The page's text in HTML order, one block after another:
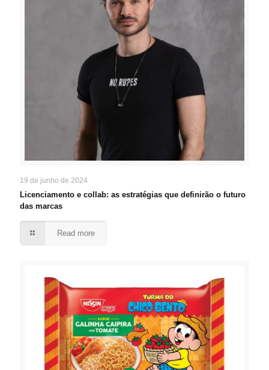
19 de junho de 2024
Licenciamento e collab: as estratégias que definirão o futuro
das marcas
Read more